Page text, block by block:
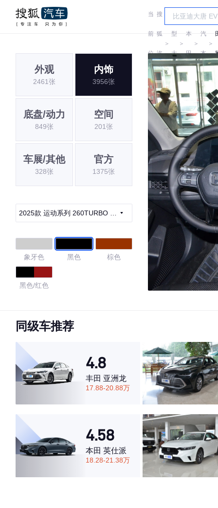
当
前
位
置:
搜
狐
汽
车
＞
车
型
大
全
＞
本
田
＞
广
汽
本
田
＞
外观
2461张
内饰
3956张
底盘/动力
849张
空间
201张
车展/其他
328张
官方
1375张
2025款 运动系列 260TURBO 豪
象牙色 黑色 棕色
黑色/红色
4.54
·外观表现一般，低于74%同级车
·内饰表现一般，低于74%同级车
·空间表现较为优秀，优于73%同级车
同级车推荐
4.8
丰田 亚洲龙
17.88-20.88万
4.58
本田 英仕派
18.28-21.38万